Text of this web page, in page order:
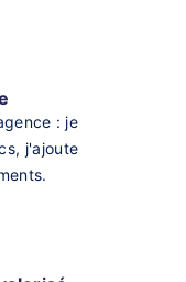
: je
j'ajoute